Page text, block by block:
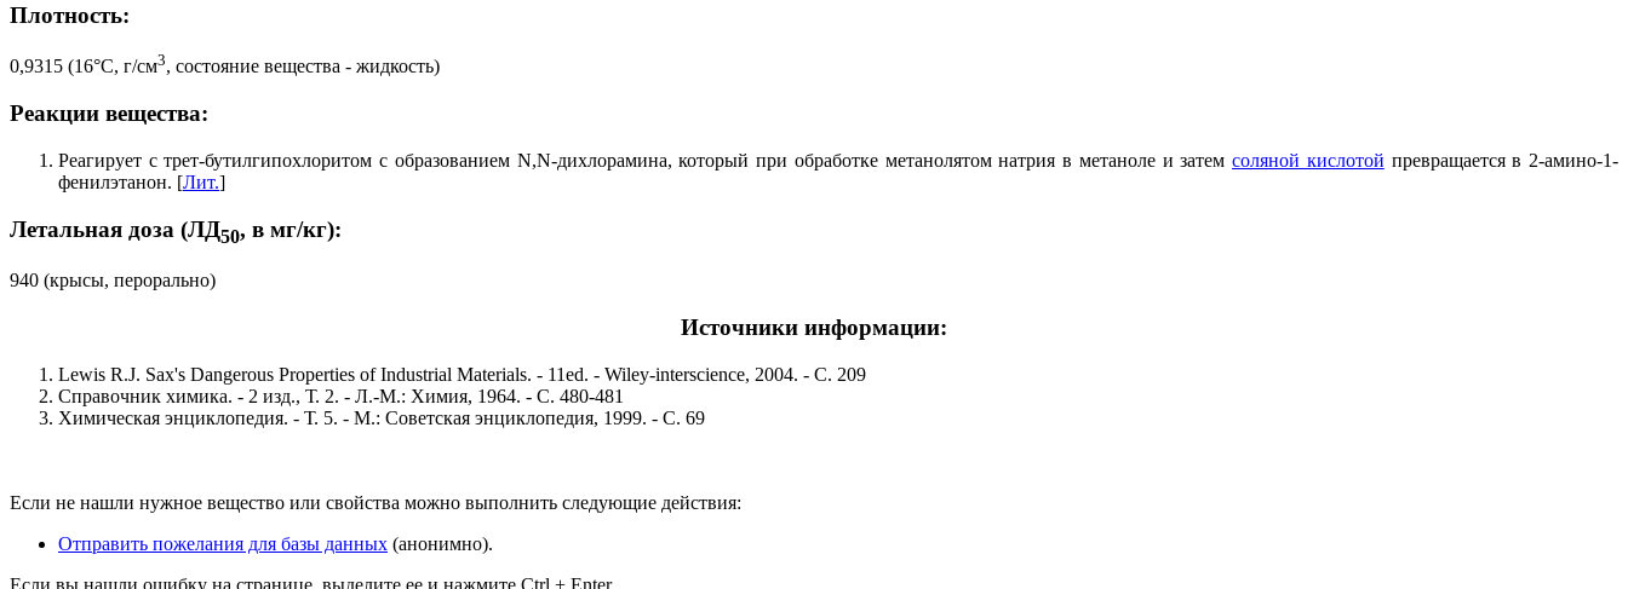
Плотность:
0,9315 (16°C, г/см3, состояние вещества - жидкость)
Реакции вещества:
Реагирует с трет-бутилгипохлоритом с образованием N,N-дихлорамина, который при обработке метанолятом натрия в метаноле и затемсоляной кислотой превращается в 2-амино-1-
фенилэтанон. [Лит.]
Летальная доза (ЛД50, в мг/кг):
940 (крысы, перорально)
Источники информации:
Lewis R.J. Sax's Dangerous Properties of Industrial Materials. - 11ed. - Wiley-interscience, 2004. - С. 209
Справочник химика. - 2 изд., Т. 2. - Л.-М.: Химия, 1964. - С. 480-481
Химическая энциклопедия. - Т. 5. - М.: Советская энциклопедия, 1999. - С. 69
Если не нашли нужное вещество или свойства можно выполнить следующие действия:
Отправить пожелания для базы данных (анонимно).
Если вы нашли ошибку на странице, выделите ее и нажмите Ctrl + Enter.